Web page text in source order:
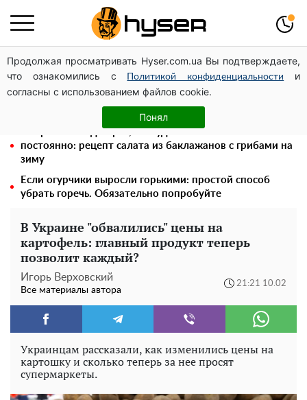
Продолжая просматривать Hyser.com.ua Вы подтверждаете,
что ознакомились с
Политикой конфиденциальности
и
согласны с использованием файлов cookie.
Понял
Голая Елена Тополя в интересных позах заставила
отвисать челюсти: слив видео – было только началом
Его придется просто вылить: сколько можно хранить
бензин в пластиковой канистре
постоянно: рецепт салата из баклажанов с грибами на
зиму
Если огурчики выросли горькими: простой способ
убрать горечь. Обязательно попробуйте
В Украине "обвалились" цены на
картофель: главный продукт теперь
позволит каждый?
Игорь Верховский
Все материалы автора
21:21 10.02
Украинцам рассказали, как изменились цены на
картошку и сколько теперь за нее просят
супермаркеты.